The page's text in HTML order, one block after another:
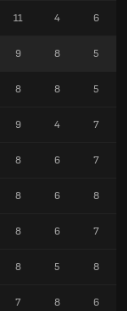
11 4 6
9 8 5
8 8 5
9 4 7
8 6 7
8 6 8
8 6 7
8 5 8
7 8 6